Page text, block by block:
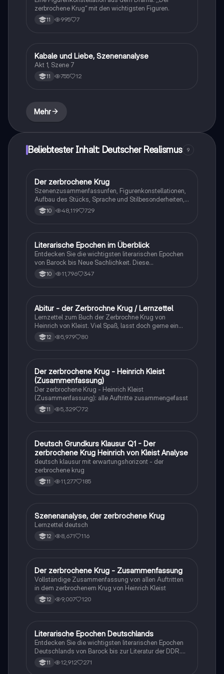
zerbrochene Krug‘‘ mit den wichtigsten Figuren.
11 995 7
Deutsch
Kabale und Liebe, Szenenanalyse
Akt 1, Szene 7
11 755 12
Mehr
Beliebtester Inhalt: Deutscher Realismus 9
Deutsch
Der zerbrochene Krug
Szenenzusammenfassunfen, Figurenkonstellationen,
Aufbau des Stücks, Sprache und Stilbesonderheiten,
Aussageabsicht, Thematik, Interpretation
10 48,119 729
Deutsch
Literarische Epochen im Überblick
Entdecken Sie die wichtigsten literarischen Epochen
von Barock bis Neue Sachlichkeit. Diese
Zusammenfassung behandelt zentrale Themen,
Autoren und Merkmale der Epochen wie Aufklärung,
Studierende der Literaturwissenschaft.
10 11,796 347
Deutsch
Abitur - der Zerbrochne Krug / Lernzettel
Lernzettel zum Buch der Zerbrochne Krug von
Heinrich von Kleist. Viel Spaß, lasst doch gerne ein
Like da wenn es dir gefällt oder hilft.
12 5,979 80
Deutsch
Der zerbrochene Krug - Heinrich Kleist
(Zusammenfassung)
Der zerbrochene Krug - Heinrich Kleist
(Zusammenfassung): alle Auftritte zusammengefasst
11 5,329 72
Deutsch
Deutsch Grundkurs Klausur Q1 - Der
zerbrochene Krug Heinrich von Kleist Analyse
deutsch klausur mit erwartungshorizont - der
zerbrochene krug
11 11,277 185
Deutsch
Szenenanalyse, der zerbrochene Krug
Lernzettel deutsch
12 8,671 116
Deutsch
Der zerbrochene Krug - Zusammenfassung
Vollständige Zusammenfassung von allen Auftritten
in dem zerbrochenem Krug von Heinrich Kleist
12 9,007 120
Deutsch
Literarische Epochen Deutschlands
Entdecken Sie die wichtigsten literarischen Epochen
Deutschlands von Barock bis zur Literatur der DDR.
Diese Zusammenfassung behandelt zentrale
Themen, bedeutende Autoren und charakteristische
11 12,912 271